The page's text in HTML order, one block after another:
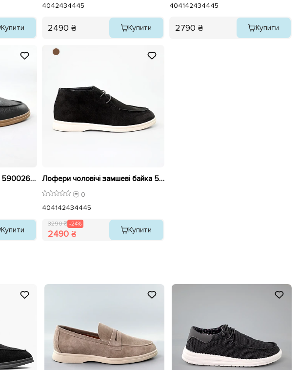
Купити
4042434445
2490 ₴ Купити
404142434445
2790 ₴ Купити
Лофери чоловічі шкіряні 590026 Чорні
Купити
Лофери чоловічі замшеві байка 590632 Чорні розпродаж
0
404142434445
3290 ₴ -24%
2490 ₴ Купити